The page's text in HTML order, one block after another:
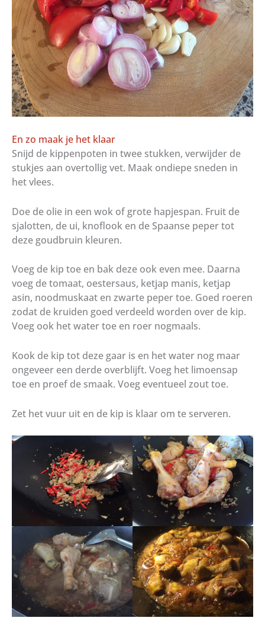
En zo maak je het klaar
Snijd de kippenpoten in twee stukken, verwijder de
stukjes aan overtollig vet. Maak ondiepe sneden in
het vlees.
Doe de olie in een wok of grote hapjespan. Fruit de
sjalotten, de ui, knoflook en de Spaanse peper tot
deze goudbruin kleuren.
Voeg de kip toe en bak deze ook even mee. Daarna
voeg de tomaat, oestersaus, ketjap manis, ketjap
asin, noodmuskaat en zwarte peper toe. Goed roeren
zodat de kruiden goed verdeeld worden over de kip.
Voeg ook het water toe en roer nogmaals.
Kook de kip tot deze gaar is en het water nog maar
ongeveer een derde overblijft. Voeg het limoensap
toe en proef de smaak. Voeg eventueel zout toe.
Zet het vuur uit en de kip is klaar om te serveren.